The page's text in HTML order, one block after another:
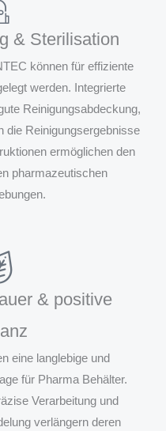
& Sterilisation
können für effiziente
werden. Integrierte
Reinigungsabdeckung,
die Reinigungsergebnisse
ermöglichen den
pharmazeutischen
& positive
eine langlebige und
für Pharma Behälter.
Verarbeitung und
verlängern deren